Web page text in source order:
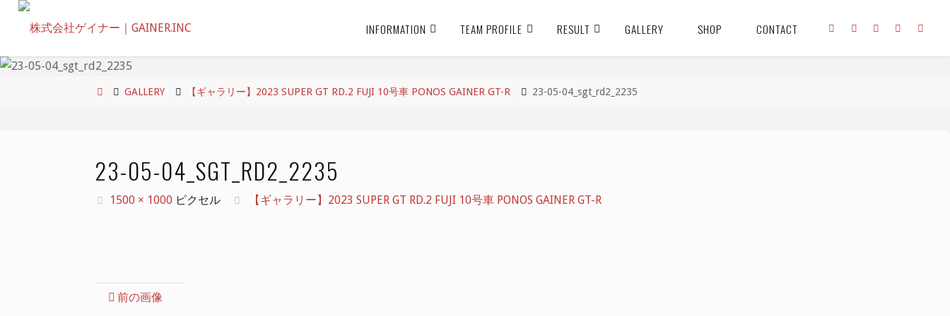
ン
INFORMATION TEAM PROFILE RESULT GALLERY SHOP CONTACT
ホ
GALLERY 【ギャラリー】2023 SUPER GT RD.2 FUJI 10号車 PONOS GAINER GT-R 23-05-04_sgt_rd2_2235
23-05-04_SGT_RD2_2235
フ
1500 × 1000 ピクセル 【ギャラリー】2023 SUPER GT RD.2 FUJI 10号車 PONOS GAINER GT-R
前の画像